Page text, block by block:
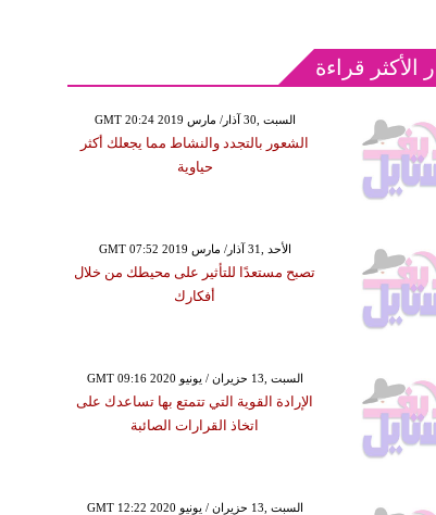
الأكثر قراءة
GMT 20:24 2019 السبت ,30 آذار/ مارس
الشعور بالتجدد والنشاط مما يجعلك أكثر
حياوية
GMT 07:52 2019 الأحد ,31 آذار/ مارس
تصبح مستعدًا للتأثير على محيطك من خلال
أفكارك
GMT 09:16 2020 السبت ,13 حزيران / يونيو
الإرادة القوية التي تتمتع بها تساعدك على
اتخاذ القرارات الصائبة
GMT 12:22 2020 السبت ,13 حزيران / يونيو